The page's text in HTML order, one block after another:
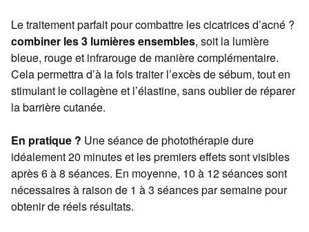
Le traitement parfait pour combattre les cicatrices d’acné ?
combiner les 3 lumières ensembles, soit la lumière
bleue, rouge et infrarouge de manière complémentaire.
Cela permettra d’à la fois traiter l’excès de sébum, tout en
stimulant le collagène et l’élastine, sans oublier de réparer
la barrière cutanée.
En pratique ? Une séance de photothérapie dure
idéalement 20 minutes et les premiers effets sont visibles
après 6 à 8 séances. En moyenne, 10 à 12 séances sont
nécessaires à raison de 1 à 3 séances par semaine pour
obtenir de réels résultats.